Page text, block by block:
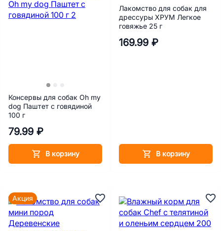
Консервы для собак Oh my
dog Паштет с говядиной
100 г
79.99 ₽
В корзину
Лакомство для собак для
дрессуры ХРУМ Легкое
говяжье 25 г
169.99 ₽
В корзину
Акция